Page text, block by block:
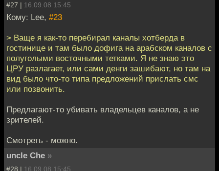
#27 | 16.09.08 15:45
Кому: Lee, #23
> Ваще я как-то перебирал каналы хотберда в
гостинице и там было дофига на арабском каналов с
полуголыми восточными тетками. Я не знаю это
ЦРУ разлагает, или сами денги зашибают, но там на
вид было что-то типа предложений прислать смс
или позвонить.
Предлагают-то убивать владельцев каналов, а не
зрителей.
Смотреть - можно.
uncle Che »
#28 | 16.09.08 15:45